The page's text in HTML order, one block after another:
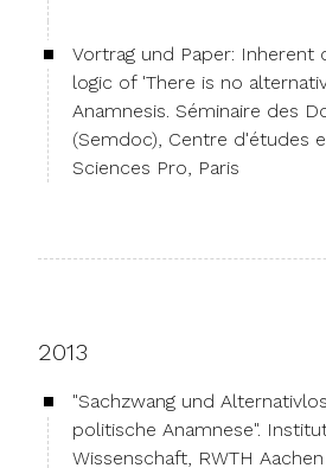
Vortrag und Paper: Inherent
logic of 'There is no
Anamnesis. Séminaire des
(Semdoc), Centre d'études
Sciences Pro, Paris
2013
"Sachzwang und
politische Anamnese".
Wissenschaft, RWTH Aachen